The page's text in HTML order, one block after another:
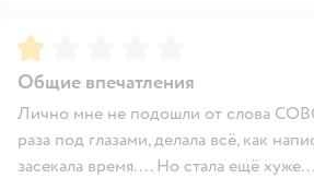
Рейтинг:
Общие впечатления
Лично мне не подошли от слова
раза под глазами, делала всё, как
засекала время.... Но стала ещё